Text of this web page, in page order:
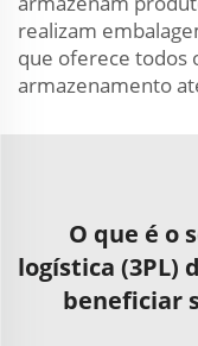
realizam
que oferece todos
armazenamento
O que é o
logística (3PL)
beneficiar